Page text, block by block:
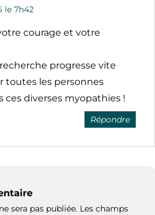
le 7h42
courage et votre
progresse vite
toutes les personnes
diverses myopathies !
Répondre
sera pas publiée. Les champs